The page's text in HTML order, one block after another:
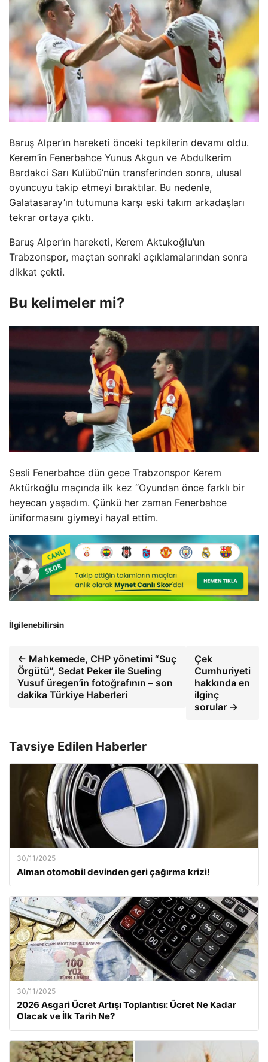
Baruş Alper’ın hareketi önceki tepkilerin devamı oldu.
Kerem’in Fenerbahce Yunus Akgun ve Abdulkerim
Bardakci Sarı Kulübü’nün transferinden sonra, ulusal
oyuncuyu takip etmeyi bıraktılar. Bu nedenle,
Galatasaray’ın tutumuna karşı eski takım arkadaşları
tekrar ortaya çıktı.
Baruş Alper’ın hareketi, Kerem Aktukoğlu’un
Trabzonspor, maçtan sonraki açıklamalarından sonra
dikkat çekti.
Bu kelimeler mi?
Sesli Fenerbahce dün gece Trabzonspor Kerem
Aktürkoğlu maçında ilk kez “Oyundan önce farklı bir
heyecan yaşadım. Çünkü her zaman Fenerbahce
üniformasını giymeyi hayal ettim.
İlgilenebilirsin
← Mahkemede, CHP yönetimi “Suç
Örgütü”, Sedat Peker ile Sueling
Yusuf üregen’in fotoğrafının – son
dakika Türkiye Haberleri
Çek
Cumhuriyeti
hakkında en
ilginç
sorular →
Tavsiye Edilen Haberler
30/11/2025
Alman otomobil devinden geri çağırma krizi!
30/11/2025
2026 Asgari Ücret Artışı Toplantısı: Ücret Ne Kadar
Olacak ve İlk Tarih Ne?